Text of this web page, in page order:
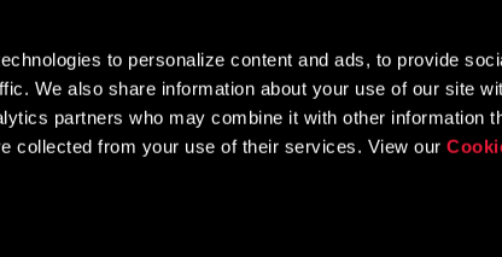
to personalize content and ads, to provide
We also share information about your use of our site
partners who may combine it with other information
collected from your use of their services. View our
Registración del producto
Service Direct